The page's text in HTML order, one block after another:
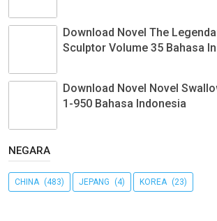
Download Novel The
Sculptor Volume 35 Bahasa
Download Novel Novel
1-950 Bahasa Indonesia
NEGARA
CHINA (483) JEPANG (4) KOREA (23)